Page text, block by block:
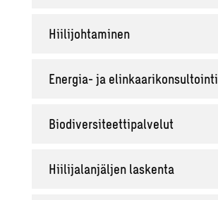
Hii­li­joh­ta­mi­nen
Ener­gia- ja elin­kaa­ri­kon­sul­toin­ti
Bio­di­ver­si­teet­ti­pal­ve­lut
Hii­li­ja­lan­jäl­jen las­ken­ta